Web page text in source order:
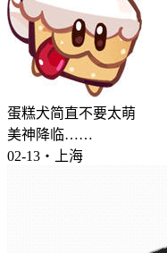
蛋糕犬简直不要太萌
美神降临……
02-13・上海